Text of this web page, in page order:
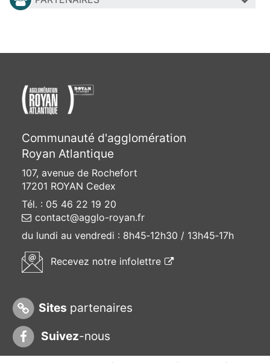
Communauté d'agglomération
Royan Atlantique
107, avenue de Rochefort
17201 ROYAN Cedex
Tél. : 05 46 22 19 20
contact@agglo-royan.fr
du lundi au vendredi : 8h45‑12h30 / 13h45‑17h
Recevez notre infolettre (ouvre une nouvelle
Sites partenaires
Suivez-nous